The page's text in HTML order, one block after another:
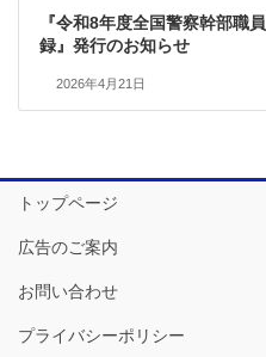
『令和8年度全国警察幹部職員
録』発行のお知らせ
2026年4月21日
トップページ
広告のご案内
お問い合わせ
プライバシーポリシー